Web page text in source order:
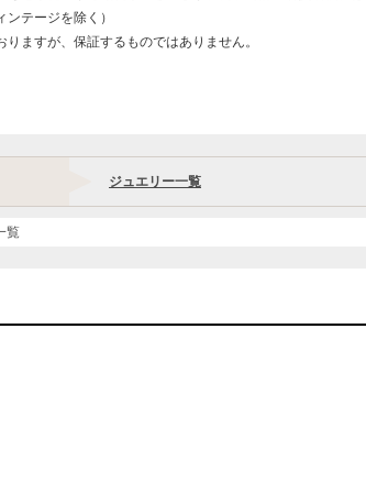
テージを除く）
ますが、保証するものではありません。
ジュエリー一覧
覧